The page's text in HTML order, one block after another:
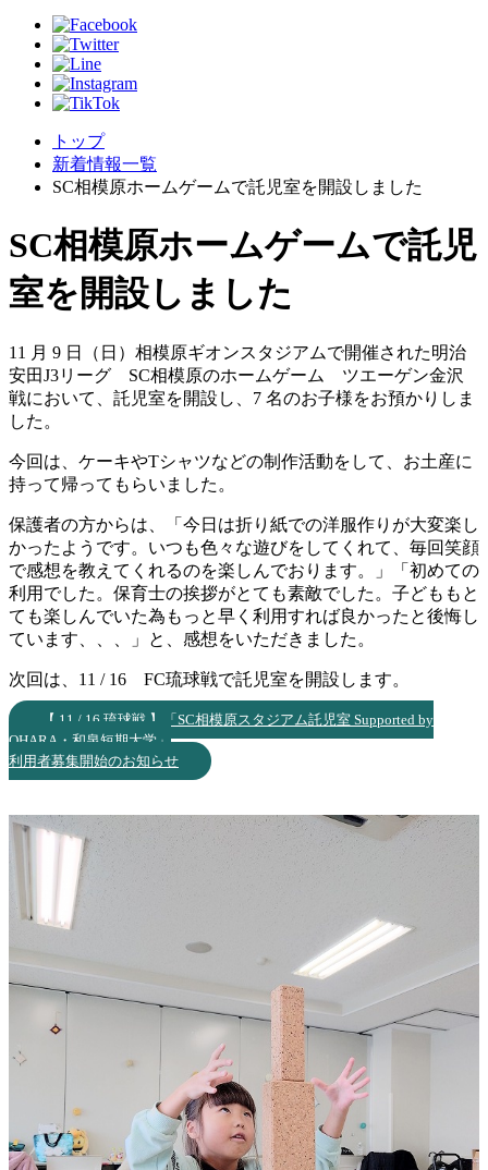
トップ
新着情報一覧
SC相模原ホームゲームで託児室を開設しました
SC相模原ホームゲームで託児
室を開設しました
11 月 9 日（日）相模原ギオンスタジアムで開催された明治
安田J3リーグ SC相模原のホームゲーム ツエーゲン金沢
戦において、託児室を開設し、7 名のお子様をお預かりしま
した。
今回は、ケーキやTシャツなどの制作活動をして、お土産に
持って帰ってもらいました。
保護者の方からは、「今日は折り紙での洋服作りが大変楽し
かったようです。いつも色々な遊びをしてくれて、毎回笑顔
で感想を教えてくれるのを楽しんでおります。」「初めての
利用でした。保育士の挨拶がとても素敵でした。子どももと
ても楽しんでいた為もっと早く利用すれば良かったと後悔し
ています、、、」と、感想をいただきました。
次回は、11 / 16 FC琉球戦で託児室を開設します。
【 11 / 16 琉球戦 】「SC相模原スタジアム託児室 Supported by
OHARA・和泉短期大学」
利用者募集開始のお知らせ